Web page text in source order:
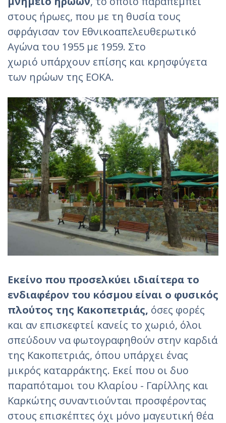
στους ήρωες, που με τη θυσία τους
σφράγισαν τον Εθνικοαπελευθερωτικό
Αγώνα του 1955 με 1959. Στο
χωριό υπάρχουν επίσης και κρησφύγετα
των ηρώων της ΕΟΚΑ.
Εκείνο που προσελκύει ιδιαίτερα το
ενδιαφέρον του κόσμου είναι ο φυσικός
πλούτος της Κακοπετριάς, όσες φορές
και αν επισκεφτεί κανείς το χωριό, όλοι
σπεύδουν να φωτογραφηθούν στην καρδιά
της Κακοπετριάς, όπου υπάρχει ένας
μικρός καταρράκτης. Εκεί που οι δυο
παραπόταμοι του Κλαρίου - Γαρίλλης και
Καρκώτης συναντιούνται προσφέροντας
στους επισκέπτες όχι μόνο μαγευτική θέα